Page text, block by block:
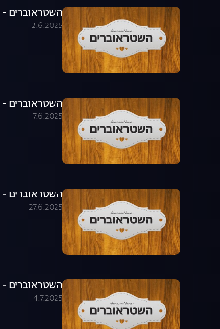
השטראוברים - פרק
2.6.2025
השטראוברים - פרק
7.6.2025
השטראוברים - פרק
27.6.2025
השטראוברים - פרק
4.7.2025